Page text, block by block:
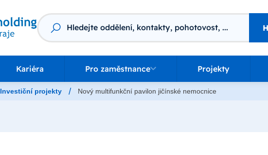
Vyhledávání
Kariéra Pro zaměstnance Projekty
Investiční projekty / Nový multifunkční pavilon jičínské nemocnice